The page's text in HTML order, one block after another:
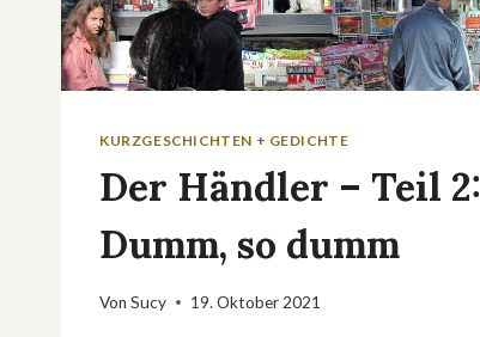
KURZGESCHICHTEN + GEDICHTE
Der Händler – Teil 2:
Dumm, so dumm
Von Sucy 19. Oktober 2021